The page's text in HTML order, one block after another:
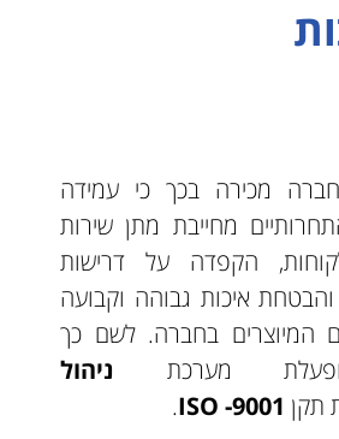
מכירה בכך כי עמידה
מחייבת מתן שירות
הקפדה על דרישות
איכות גבוהה וקבועה
המיוצרים בחברה. לשם כך
מערכת ניהול
תקן 9001- ISO
.